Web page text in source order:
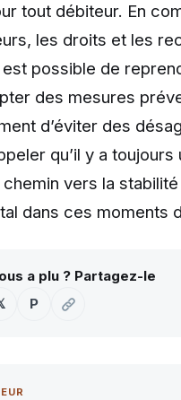
tout débiteur. En
les droits et les
possible de
des mesures
d’éviter des
qu’il y a toujours
chemin vers la
dans ces moments
a plu ? Partagez-le
P